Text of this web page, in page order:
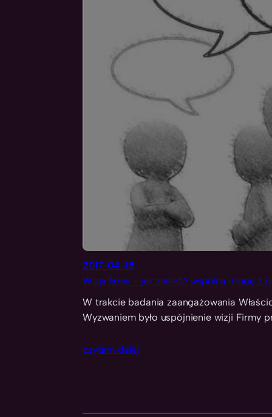
2017-04-18
Wizja firmy – jak znaleźć wspólną drogę z
W trakcie badania zaangażowania
Wyzwaniem było uspójnienie wizji Firmy
czytam dalej